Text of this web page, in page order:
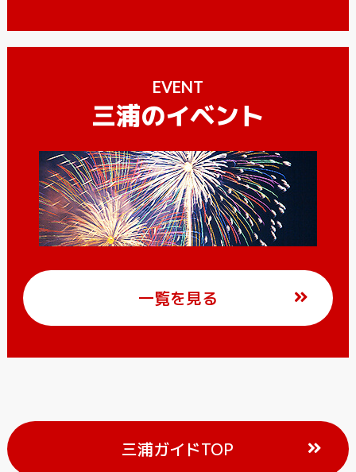
EVENT
三浦のイベント
一覧を見る
三浦ガイドTOP